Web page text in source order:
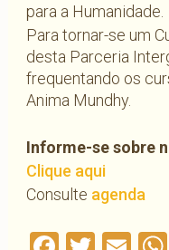
para a Humanidade.
Para tornar-se um
desta Parceria
frequentando os
Anima Mundhy.
Informe-se sobre
Clique aqui
Consulte agenda